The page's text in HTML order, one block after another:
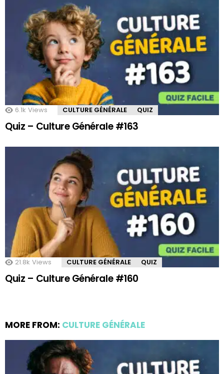
6.1k Views CULTURE GÉNÉRALE QUIZ
Quiz – Culture Générale #163
21.8k Views CULTURE GÉNÉRALE QUIZ
Quiz – Culture Générale #160
MORE FROM: CULTURE GÉNÉRALE